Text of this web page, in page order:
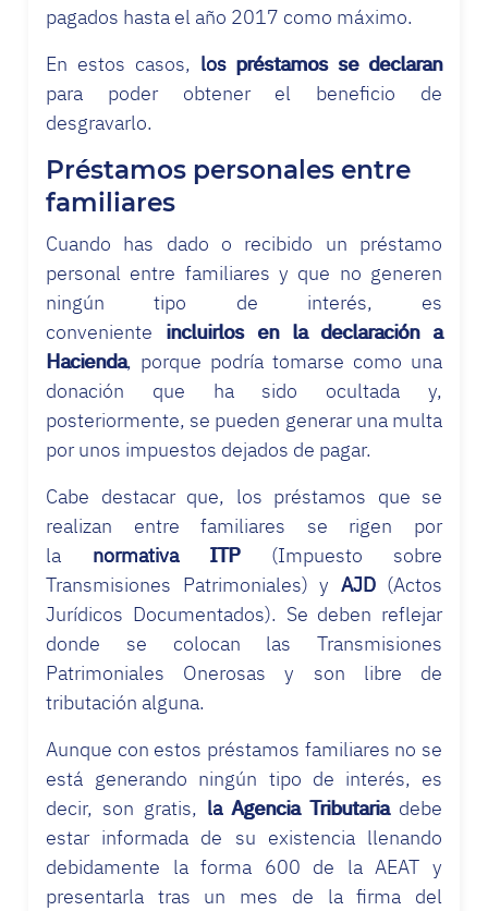
pagados hasta el año 2017 como máximo.
En estos casos, los préstamos se declaran
para poder obtener el beneficio de
desgravarlo.
Préstamos personales entre
familiares
Cuando has dado o recibido un préstamo
personal entre familiares y que no generen
ningún tipo de interés, es
conveniente incluirlos en la declaración a
Hacienda, porque podría tomarse como una
donación que ha sido ocultada y,
posteriormente, se pueden generar una multa
por unos impuestos dejados de pagar.
Cabe destacar que, los préstamos que se
realizan entre familiares se rigen por
la normativa ITP(Impuesto sobre
Transmisiones Patrimoniales) y AJD(Actos
Jurídicos Documentados). Se deben reflejar
donde se colocan las Transmisiones
Patrimoniales Onerosas y son libre de
tributación alguna.
Aunque con estos préstamos familiares no se
está generando ningún tipo de interés, es
decir, son gratis, la Agencia Tributaria debe
estar informada de su existencia llenando
debidamente la forma 600 de la AEAT y
presentarla tras un mes de la firma del